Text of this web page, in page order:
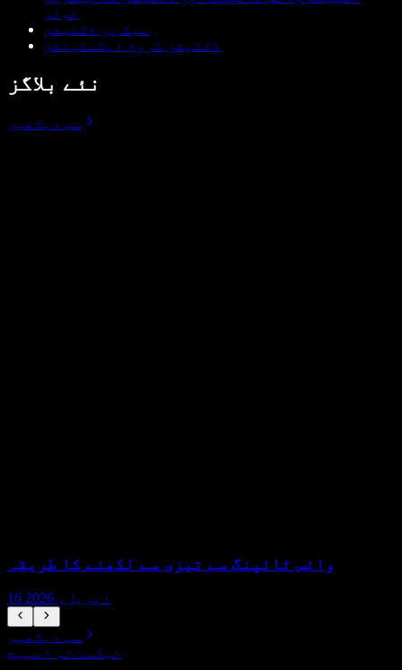
ٹولز
میک پر ڈکٹیشن
ڈکٹیشن کروم ایکسٹینشن
نئے بلاگز
سب دیکھیں
وائس ٹائپنگ سے تیزی سے لکھنے کا طریقہ
16 اپریل، 2026
سب دیکھیں
ٹیکسٹ ٹو اسپیچ